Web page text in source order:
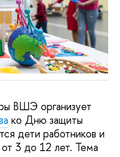
ВШЭ организует
ко Дню защиты
дети работников и
3 до 12 лет. Тема